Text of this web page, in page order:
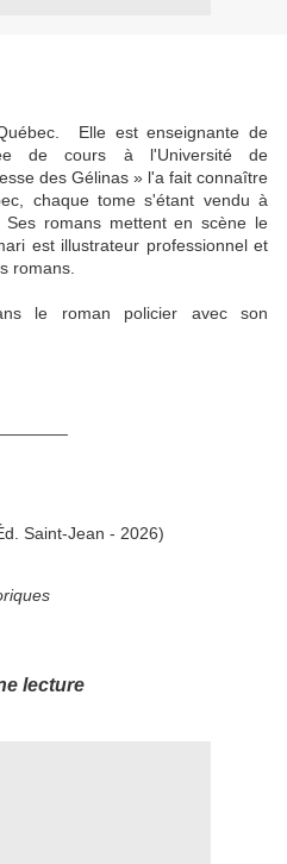
Elle est enseignante de
de cours à l'Université de
des Gélinas » l'a fait connaître
chaque tome s'étant vendu à
romans mettent en scène le
est illustrateur professionnel et
romans.
le roman policier avec son
Saint-Jean - 2026)
lecture